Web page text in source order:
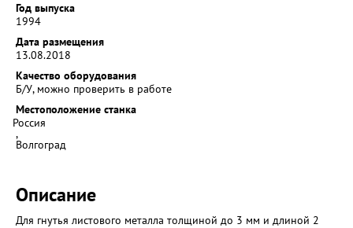
Год выпуска
1994
Дата размещения
13.08.2018
Качество оборудования
Б/У, можно проверить в работе
Местоположение станка
Россия
,
Волгоград
Описание
Для гнутья листового металла толщиной до 3 мм и длиной 2